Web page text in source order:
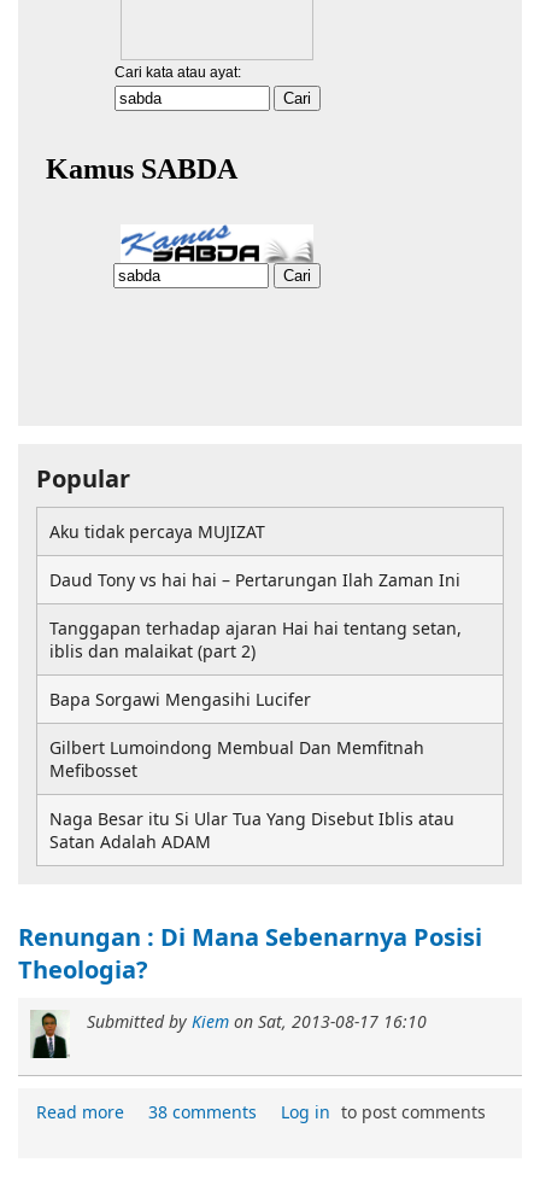
Renungan : Di Mana Sebenarnya Posisi
Theologia?
Submitted byKiem onSat, 2013-08-17 16:10
Read more 38 comments Log in to post comments
Popular
Aku tidak percaya MUJIZAT
Daud Tony vs hai hai – Pertarungan Ilah Zaman Ini
Tanggapan terhadap ajaran Hai hai tentang setan,
iblis dan malaikat (part 2)
Bapa Sorgawi Mengasihi Lucifer
Gilbert Lumoindong Membual Dan Memfitnah
Mefibosset
Naga Besar itu Si Ular Tua Yang Disebut Iblis atau
Satan Adalah ADAM